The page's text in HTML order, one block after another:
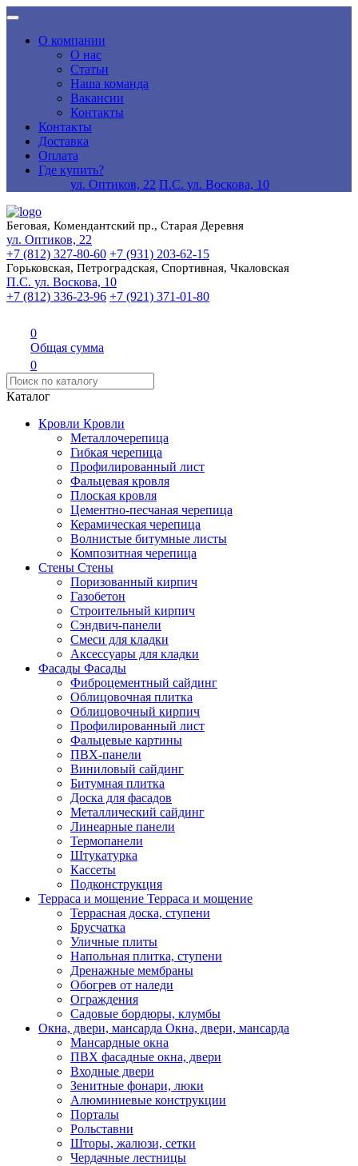
О компании
О нас
Статьи
Наша команда
Вакансии
Контакты
Контакты
Доставка
Оплата
Где купить?
ул. Оптиков, 22 П.С. ул. Воскова, 10
Беговая, Комендантский пр., Старая Деревня
ул. Оптиков, 22
+7 (812) 327-80-60 +7 (931) 203-62-15
Горьковская, Петроградская, Спортивная, Чкаловская
П.С. ул. Воскова, 10
+7 (812) 336-23-96 +7 (921) 371-01-80
0
Общая сумма
0
Каталог
Кровли Кровли
Металлочерепица
Гибкая черепица
Профилированный лист
Фальцевая кровля
Плоская кровля
Цементно-песчаная черепица
Керамическая черепица
Волнистые битумные листы
Композитная черепица
Стены Стены
Поризованный кирпич
Газобетон
Строительный кирпич
Сэндвич-панели
Смеси для кладки
Аксессуары для кладки
Фасады Фасады
Фиброцементный сайдинг
Облицовочная плитка
Облицовочный кирпич
Профилированный лист
Фальцевые картины
ПВХ-панели
Виниловый сайдинг
Битумная плитка
Доска для фасадов
Металлический сайдинг
Линеарные панели
Термопанели
Штукатурка
Кассеты
Подконструкция
Терраса и мощение Терраса и мощение
Террасная доска, ступени
Брусчатка
Уличные плиты
Напольная плитка, ступени
Дренажные мембраны
Обогрев от наледи
Ограждения
Садовые бордюры, клумбы
Окна, двери, мансарда Окна, двери, мансарда
Мансардные окна
ПВХ фасадные окна, двери
Входные двери
Зенитные фонари, люки
Алюминиевые конструкции
Порталы
Рольставни
Шторы, жалюзи, сетки
Чердачные лестницы